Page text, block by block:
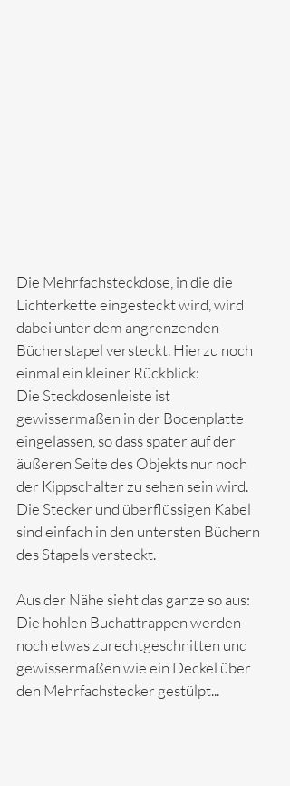
Die Mehrfachsteckdose, in die die
Lichterkette eingesteckt wird, wird
dabei unter dem angrenzenden
Bücherstapel versteckt. Hierzu noch
einmal ein kleiner Rückblick:
Die Steckdosenleiste ist
gewissermaßen in der Bodenplatte
eingelassen, so dass später auf der
äußeren Seite des Objekts nur noch
der Kippschalter zu sehen sein wird.
Die Stecker und überflüssigen Kabel
sind einfach in den untersten Büchern
des Stapels versteckt.
Aus der Nähe sieht das ganze so aus:
Die hohlen Buchattrappen werden
noch etwas zurechtgeschnitten und
gewissermaßen wie ein Deckel über
den Mehrfachstecker gestülpt...